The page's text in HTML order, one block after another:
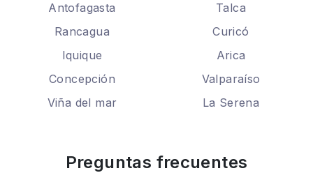
Antofagasta
Talca
Rancagua
Curicó
Iquique
Arica
Concepción
Valparaíso
Viña del mar
La Serena
Preguntas frecuentes